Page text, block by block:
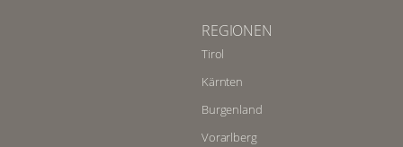
REGIONEN
Tirol
Kärnten
Burgenland
Vorarlberg